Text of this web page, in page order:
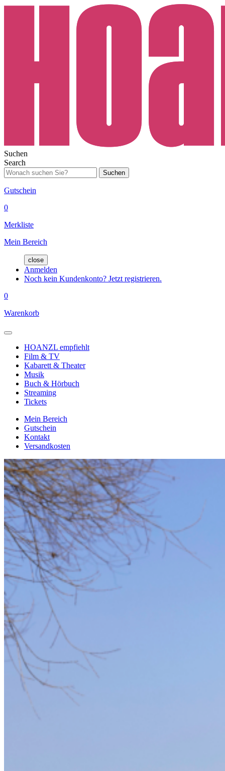
Suchen
Search
Suchen
Gutschein
0
Merkliste
Mein Bereich
close
Anmelden
Noch kein Kundenkonto? Jetzt registrieren.
0
Warenkorb
HOANZL empfiehlt
Film & TV
Kabarett & Theater
Musik
Buch & Hörbuch
Streaming
Tickets
Mein Bereich
Gutschein
Kontakt
Versandkosten